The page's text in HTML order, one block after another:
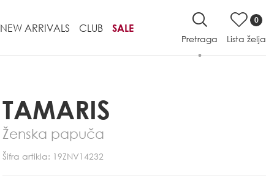
NEW ARRIVALS CLUB SALE
Pretraga
0
Lista želja
TAMARIS
Ženska papuča
Šifra artikla: 19ZNV14232